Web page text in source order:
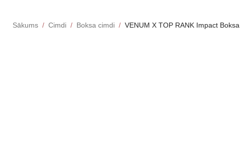
Sākums Cimdi Boksa cimdi VENUM X TOP RANK Impact